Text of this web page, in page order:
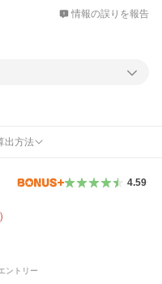
情報の誤りを報告
出方法
4.59
ントリー